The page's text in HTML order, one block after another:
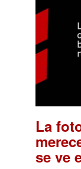
La
se ve